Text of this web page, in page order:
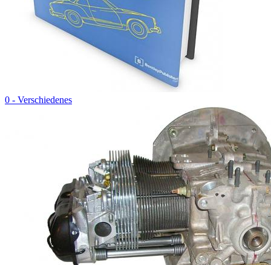
0 - Verschiedenes